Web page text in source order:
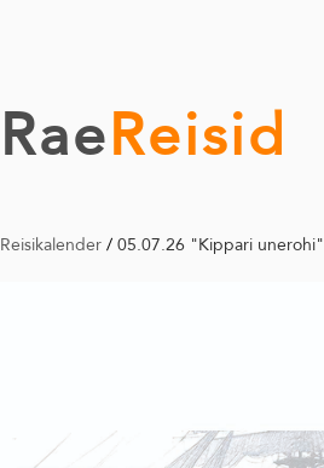
RaeReisid
Reisikalender / 05.07.26 "Kippari unerohi"